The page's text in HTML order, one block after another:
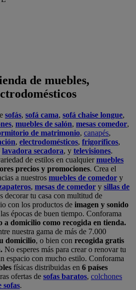
de muebles,
sofás, sofá cama, sofá chaise longue,
, muebles de salón, mesas comedor,
de matrimonio, canapés,
, electrodomésticos, frigoríficos,
lavadora secadora, y televisiones.
de estilos en cualquiermuebles
precios y promociones. Crea el
a nuestros muebles de comedor y
, mesas de comedor y sillas de
decorar tu casa con multitud de
con los productos de imagen y sonido
épocas de buen tiempo. Conforama
a domicilio como recogida en tienda.
nuestra gama de más de 7.000
domicilio, o bien con recogida gratis
No esperes más para crear o renovar tu
espacio con mucho estilo. Conforama
físicas distribuidas en 6 países
ofertas de sofas baratos, colchones
sofas.